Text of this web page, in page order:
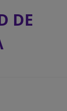
DE